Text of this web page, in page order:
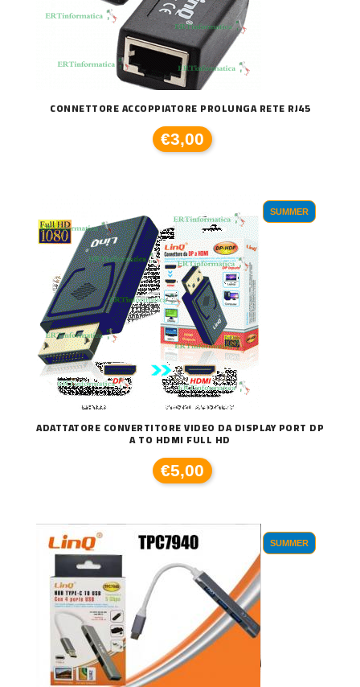
CONNETTORE ACCOPPIATORE PROLUNGA RETE RJ45
€3,00
SUMMER
ADATTATORE CONVERTITORE VIDEO DA DISPLAY PORT DP
A TO HDMI FULL HD
€5,00
SUMMER